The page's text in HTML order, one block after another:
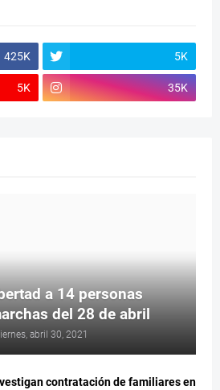
425K 5K
5K 35K
a 14 personas
del 28 de abril
abril 30, 2021
contratación de familiares en